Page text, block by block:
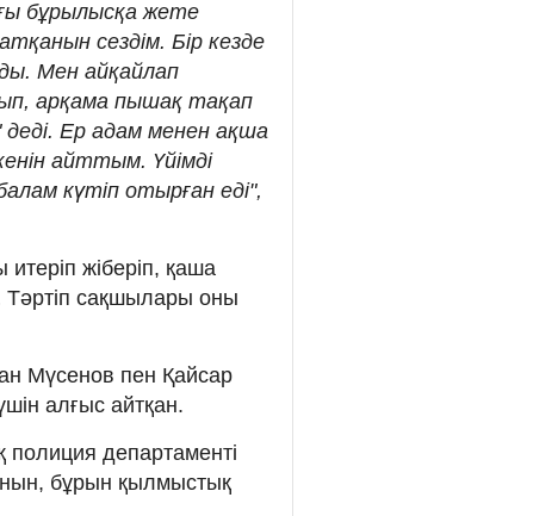
бұрылысқа жете
сездім. Бір кезде
Мен айқайлап
арқама пышақ тақап
Ер адам менен ақша
айттым. Үйімді
күтіп отырған еді",
жіберіп, қаша
Тәртіп сақшылары оны
Мүсенов пен Қайсар
алғыс айтқан.
департаменті
бұрын қылмыстық